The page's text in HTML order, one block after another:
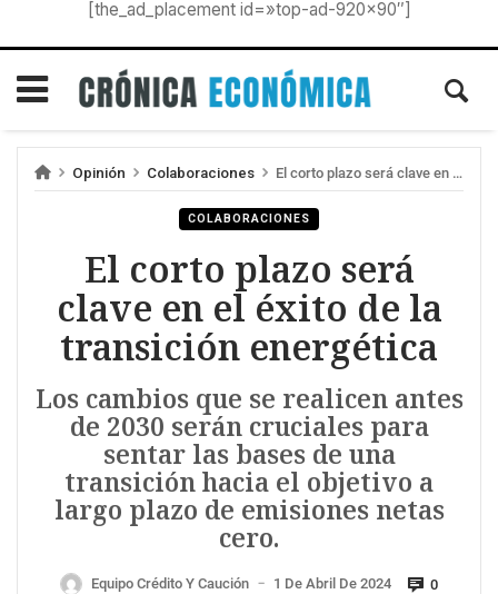
[the_ad_placement id=»top-ad-920×90″]
Opinión Colaboraciones El corto plazo será clave en el éxito de la transición energética
COLABORACIONES
El corto plazo será
clave en el éxito de la
transición energética
Los cambios que se realicen antes
de 2030 serán cruciales para
sentar las bases de una
transición hacia el objetivo a
largo plazo de emisiones netas
cero.
Equipo Crédito Y Caución — 1 De Abril De 2024 0